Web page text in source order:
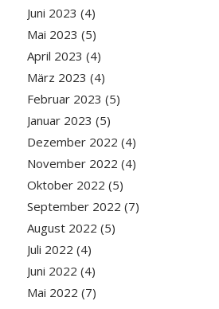
Juni 2023 (4)
Mai 2023 (5)
April 2023 (4)
März 2023 (4)
Februar 2023 (5)
Januar 2023 (5)
Dezember 2022 (4)
November 2022 (4)
Oktober 2022 (5)
September 2022 (7)
August 2022 (5)
Juli 2022 (4)
Juni 2022 (4)
Mai 2022 (7)